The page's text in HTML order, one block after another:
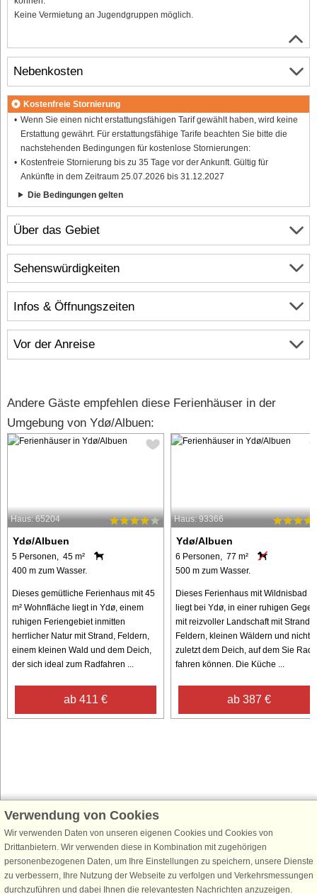
Keine Vermietung an Jugendgruppen möglich.
Über das Gebiet
Infos & Öffnungszeiten
Vor der Anreise
Nebenkosten
Kostenfreie Stornierung
Wenn Sie einen nicht erstattungsfähigen Tarif gewählt haben, wird keine
Erstattung gewährt. Für erstattungsfähige Tarife beachten Sie bitte die
nachstehenden Bedingungen für kostenlose Stornierungen:
Kostenfreie Stornierung bis zu 35 Tage vor der Ankunft. Gültig für
Ankünfte in dem Zeitraum 25.07.2026 bis 31.12.2027
Die Bedingungen gelten
Sehenswürdigkeiten
Andere Gäste empfehlen diese Ferienhäuser in der
Umgebung von Ydø/Albuen:
Haus: 65204
Ydø/Albuen
5 Personen, 45 m²
400 m zum Wasser.
Dieses gemütliche Ferienhaus mit 45
m² Wohnfläche liegt in Ydø, einem
ruhigen Feriengebiet inmitten
herrlicher Natur mit Strand, Feldern,
einem kleinen Wald und dem Deich,
der sich ideal zum Radfahren ...
ab 411 €
Haus: 93366
Ydø/Albuen
6 Personen, 77 m²
500 m zum Wasser.
Dieses Ferienhaus mit Wildnisbad
liegt bei Ydø, in einer ruhigen
mit reizvoller Landschaft mit Strand,
Feldern, kleinen Wäldern und nicht
zuletzt dem Deich, auf dem Sie Rad
fahren können. Die Küche ...
ab 387 €
Schließen Sie sich 100.000 Ferienhaus-Fans an
Erhalten Sie einenWillkommensgutschein von 25 € für Ihren nächsten
Ferienhausurlaub - melden Sie sich einfach für den DanCenter Newsletter
an. Verpassen Sie nie wieder exklusive Angebote, Gewinnspiele und
Urlaubstipps!
Verwendung von Cookies
Wir verwenden Daten von unseren eigenen Cookies und Cookies von
Drittanbietern. Wir verwenden diese in Kombination mit zugehörigen
personenbezogenen Daten, um Ihre Einstellungen zu speichern, unsere Dienste
zu verbessern, Ihre Nutzung der Webseite zu verfolgen und Verkehrsmessungen
durchzuführen und dabei Ihnen die relevantesten Nachrichten anzuzeigen.